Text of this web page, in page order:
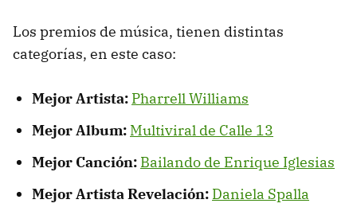
Los premios de música, tienen distintas
categorías, en este caso:
Mejor Artista: Pharrell Williams
Mejor Album: Multiviral de Calle 13
Mejor Canción: Bailando de Enrique Iglesias
Mejor Artista Revelación: Daniela Spalla